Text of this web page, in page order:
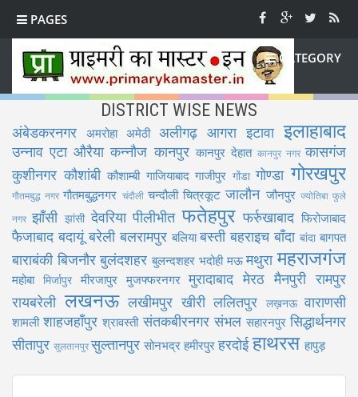
PAGES
CATEGORY
DISTRICT WISE NEWS
अंबेडकरनगर अमरोहा अमेठी अलीगढ़ आगरा इटावा इलाहाबाद
उन्नाव एटा औरैया कन्नौज कानपुर कानपुर देहात कानपुर नगर कासगंज
कुशीनगर कौशांबी कौशाम्बी गाजियाबाद गाजीपुर गोंडा गोण्डा गोरखपुर
गौतमबुद्ध नगर गौतमबुद्धनगर चंदौली चन्दौली चित्रकूट जालौन जौनपुर ज्योतिबा फुले
नगर झाँसी झांसी देवरिया पीलीभीत फतेहपुर फर्रुखाबाद फिरोजाबाद
फैजाबाद बदायूं बरेली बलरामपुर बलिया बस्ती बहराइच बाँदा बांदा बागपत
बाराबंकी बिजनौर बुलंदशहर बुलन्दशहर भदोही मऊ मथुरा महराजगंज
महोबा मिर्जापुर मीरजापुर मुजफ्फरनगर मुरादाबाद मेरठ मैनपुरी रामपुर
रायबरेली लखनऊ लखीमपुर खीरी ललितपुर लख़नऊ वाराणसी
शामली शाहजहाँपुर श्रावस्ती संतकबीरनगर संभल सहारनपुर सिद्धार्थनगर
सीतापुर सुलतानपुरसुल्तानपुर सोनभद्र हमीरपुर हरदोई हाथरस हापुड़